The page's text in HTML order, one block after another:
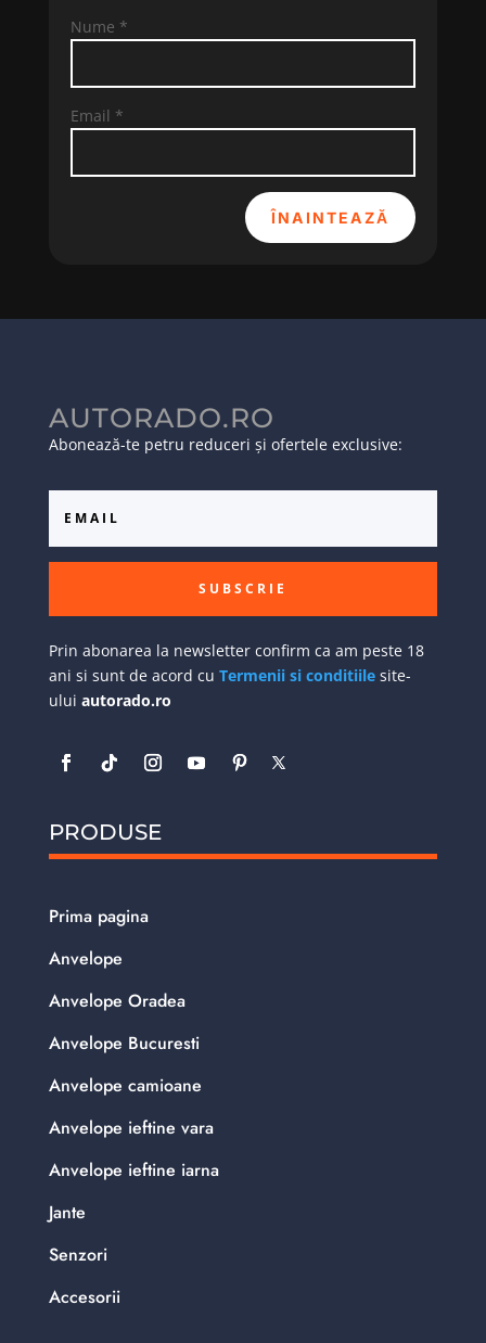
Nume *
Email *
ÎNAINTEAZĂ
AUTORADO.RO
Abonează-te petru reduceri și ofertele exclusive:
SUBSCRIE
Prin abonarea la newsletter confirm ca am peste 18
ani si sunt de acord cu Termenii si conditiilesite-
ului autorado.ro
PRODUSE
Prima pagina
Anvelope
Anvelope Oradea
Anvelope Bucuresti
Anvelope camioane
Anvelope ieftine vara
Anvelope ieftine iarna
Jante
Senzori
Accesorii